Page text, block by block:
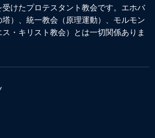
けたプロテスタント教会です。エホバ
）、統一教会（原理運動）、モルモン
・キリスト教会）とは一切関係ありま